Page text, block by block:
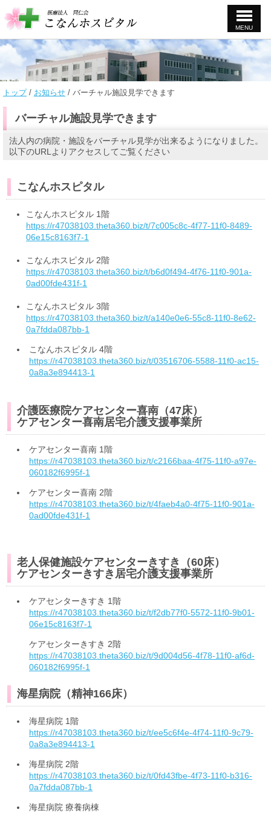
このページの本文へ
MENU
現
置：
トップ/ お知らせ / バーチャル施設見学できます
バーチャル施設見学できます
法人内の病院・施設をバーチャル見学が出来るようになりました。
以下のURLよりアクセスしてご覧ください
こなんホスピタル
こなんホスピタル 1階
https://r47038103.theta360.biz/t/7c005c8c-4f77-11f0-8489-
06e15c8163f7-1
こなんホスピタル 2階
https://r47038103.theta360.biz/t/b6d0f494-4f76-11f0-901a-
0ad00fde431f-1
こなんホスピタル 3階
https://r47038103.theta360.biz/t/a140e0e6-55c8-11f0-8e62-
0a7fdda087bb-1
こなんホスピタル 4階
https://r47038103.theta360.biz/t/03516706-5588-11f0-ac15-
0a8a3e894413-1
介護医療院ケアセンター喜南（47床）
ケアセンター喜南居宅介護支援事業所
ケアセンター喜南 1階
https://r47038103.theta360.biz/t/c2166baa-4f75-11f0-a97e-
060182f6995f-1
ケアセンター喜南 2階
https://r47038103.theta360.biz/t/4faeb4a0-4f75-11f0-901a-
0ad00fde431f-1
老人保健施設ケアセンターきすき（60床）
ケアセンターきすき居宅介護支援事業所
ケアセンターきすき 1階
https://r47038103.theta360.biz/t/f2db77f0-5572-11f0-9b01-
06e15c8163f7-1
ケアセンターきすき 2階
https://r47038103.theta360.biz/t/9d004d56-4f78-11f0-af6d-
060182f6995f-1
海星病院（精神166床）
海星病院 1階
https://r47038103.theta360.biz/t/ee5c6f4e-4f74-11f0-9c79-
0a8a3e894413-1
海星病院 2階
https://r47038103.theta360.biz/t/0fd43fbe-4f73-11f0-b316-
0a7fdda087bb-1
海星病院 療養病棟